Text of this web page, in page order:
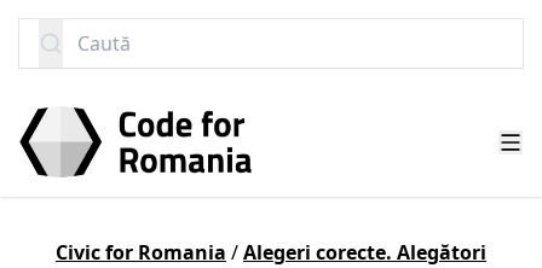
Caută
Civic for Romania /Alegeri corecte. Alegători